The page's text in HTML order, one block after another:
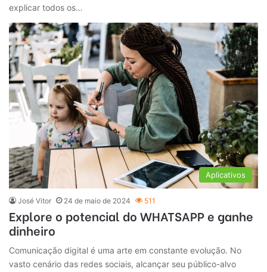
explicar todos os…
Aplicativos
José Vitor 24 de maio de 2024 511
Explore o potencial do WHATSAPP e ganhe
dinheiro
Comunicação digital é uma arte em constante evolução. No
vasto cenário das redes sociais, alcançar seu público-alvo